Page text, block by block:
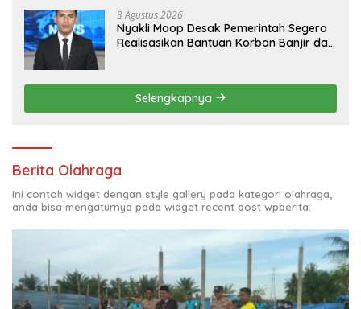
3 Agustus 2026
Nyakli Maop Desak Pemerintah Segera
Realisasikan Bantuan Korban Banjir dan
Selengkapnya
Berita Olahraga
Ini contoh widget dengan style gallery pada kategori olahraga,
anda bisa mengaturnya pada widget recent post wpberita.